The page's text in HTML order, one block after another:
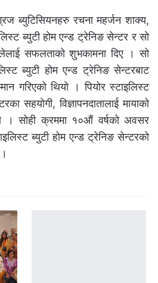
ब्युटिसियनहरु रचना महर्जन शाक्य,
ब्युटी होम एन्ड ट्रेनिङ सेन्टर र सो
सफलताको शुभकामना दिए । सो
ब्युटी होम एन्ड ट्रेनिङ सेन्टरबाट
गरिएको थियो । पियोर स्टाइलिस्ट
सहयोगी, विज्ञापनदातालाई मायाको
। सोही क्रममा १०औं वर्षको अवसर
ब्युटी होम एन्ड ट्रेनिङ सेन्टरको